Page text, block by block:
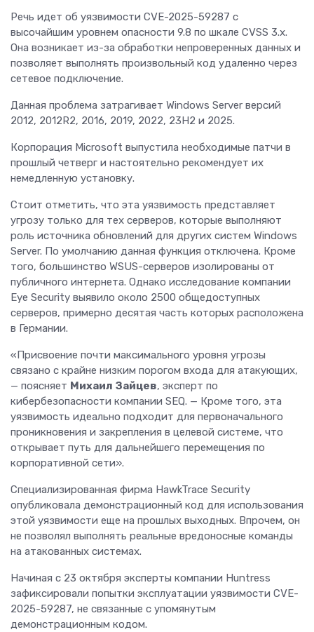
Речь идет об уязвимости CVE-2025-59287 с
высочайшим уровнем опасности 9.8 по шкале CVSS 3.x.
Она возникает из-за обработки непроверенных данных и
позволяет выполнять произвольный код удаленно через
сетевое подключение.
Данная проблема затрагивает Windows Server версий
2012, 2012R2, 2016, 2019, 2022, 23H2 и 2025.
Корпорация Microsoft выпустила необходимые патчи в
прошлый четверг и настоятельно рекомендует их
немедленную установку.
Стоит отметить, что эта уязвимость представляет
угрозу только для тех серверов, которые выполняют
роль источника обновлений для других систем Windows
Server. По умолчанию данная функция отключена. Кроме
того, большинство WSUS-серверов изолированы от
публичного интернета. Однако исследование компании
Eye Security выявило около 2500 общедоступных
серверов, примерно десятая часть которых расположена
в Германии.
«Присвоение почти максимального уровня угрозы
связано с крайне низким порогом входа для атакующих,
— поясняет Михаил Зайцев, эксперт по
кибербезопасности компании SEQ. — Кроме того, эта
уязвимость идеально подходит для первоначального
проникновения и закрепления в целевой системе, что
открывает путь для дальнейшего перемещения по
корпоративной сети».
Специализированная фирма HawkTrace Security
опубликовала демонстрационный код для использования
этой уязвимости еще на прошлых выходных. Впрочем, он
не позволял выполнять реальные вредоносные команды
на атакованных системах.
Начиная с 23 октября эксперты компании Huntress
зафиксировали попытки эксплуатации уязвимости CVE-
2025-59287, не связанные с упомянутым
демонстрационным кодом.